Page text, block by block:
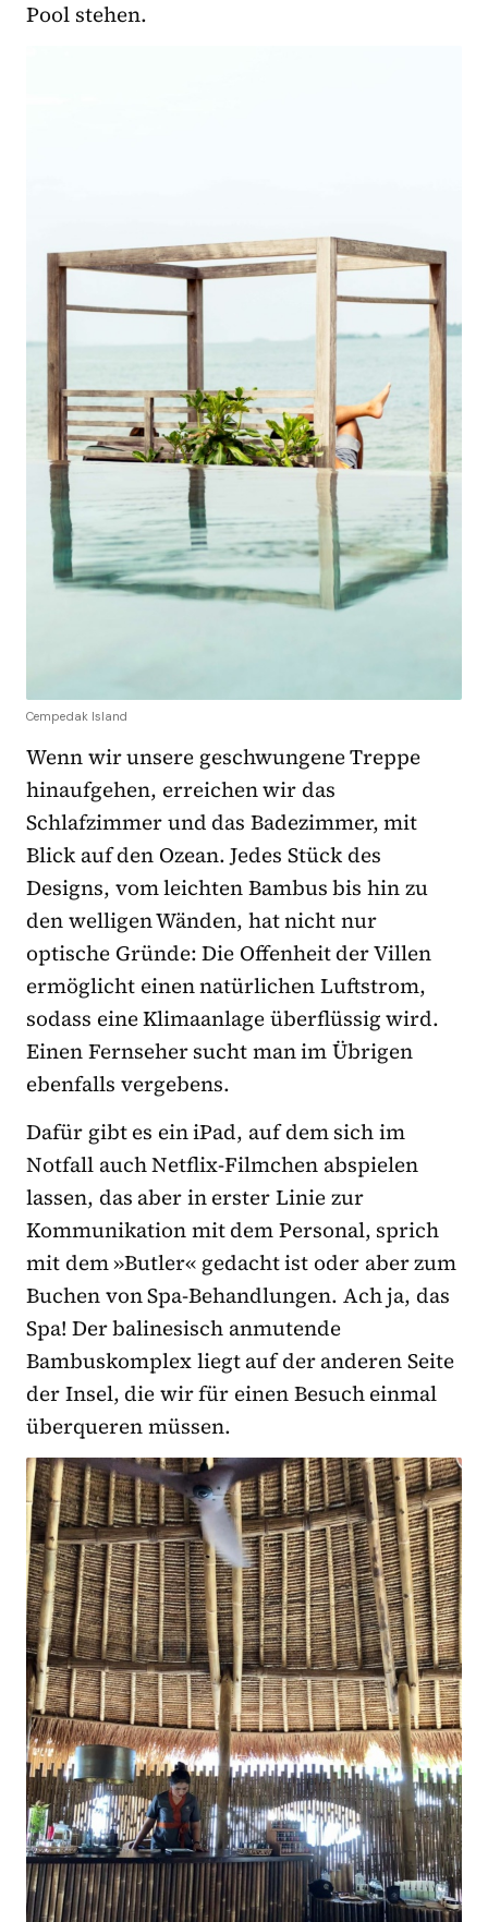
Pool stehen.
Cempedak Island
Wenn wir unsere geschwungene Treppe
hinaufgehen, erreichen wir das
Schlafzimmer und das Badezimmer, mit
Blick auf den Ozean. Jedes Stück des
Designs, vom leichten Bambus bis hin zu
den welligen Wänden, hat nicht nur
optische Gründe: Die Offenheit der Villen
ermöglicht einen natürlichen Luftstrom,
sodass eine Klimaanlage überflüssig wird.
Einen Fernseher sucht man im Übrigen
ebenfalls vergebens.
Dafür gibt es ein iPad, auf dem sich im
Notfall auch Netflix-Filmchen abspielen
lassen, das aber in erster Linie zur
Kommunikation mit dem Personal, sprich
mit dem »Butler« gedacht ist oder aber zum
Buchen von Spa-Behandlungen. Ach ja, das
Spa! Der balinesisch anmutende
Bambuskomplex liegt auf der anderen Seite
der Insel, die wir für einen Besuch einmal
überqueren müssen.